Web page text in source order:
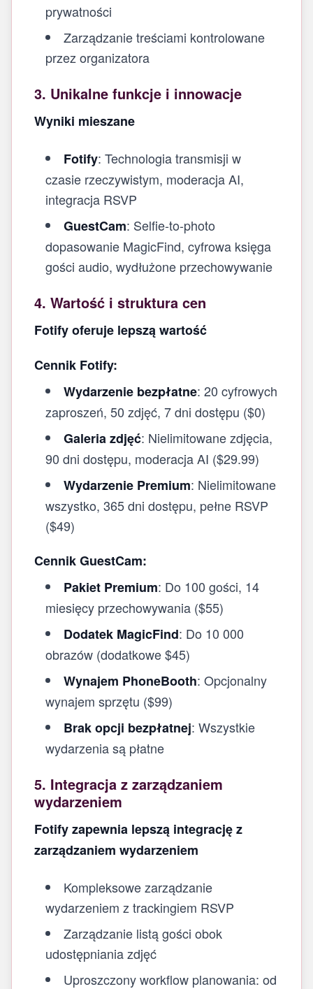
prywatności
Zarządzanie treściami kontrolowane
przez organizatora
3. Unikalne funkcje i innowacje
Wyniki mieszane
Fotify: Technologia transmisji w
czasie rzeczywistym, moderacja AI,
integracja RSVP
GuestCam: Selfie‑to‑photo
dopasowanie MagicFind, cyfrowa księga
gości audio, wydłużone przechowywanie
4. Wartość i struktura cen
Fotify oferuje lepszą wartość
Cennik Fotify:
Wydarzenie bezpłatne: 20 cyfrowych
zaproszeń, 50 zdjęć, 7 dni dostępu ($0)
Galeria zdjęć: Nielimitowane zdjęcia,
90 dni dostępu, moderacja AI ($29.99)
Wydarzenie Premium: Nielimitowane
wszystko, 365 dni dostępu, pełne RSVP
($49)
Cennik GuestCam:
Pakiet Premium: Do 100 gości, 14
miesięcy przechowywania ($55)
Dodatek MagicFind: Do 10 000
obrazów (dodatkowe $45)
Wynajem PhoneBooth: Opcjonalny
wynajem sprzętu ($99)
Brak opcji bezpłatnej: Wszystkie
wydarzenia są płatne
5. Integracja z zarządzaniem
wydarzeniem
Fotify zapewnia lepszą integrację z
zarządzaniem wydarzeniem
Kompleksowe zarządzanie
wydarzeniem z trackingiem RSVP
Zarządzanie listą gości obok
udostępniania zdjęć
Uproszczony workflow planowania: od